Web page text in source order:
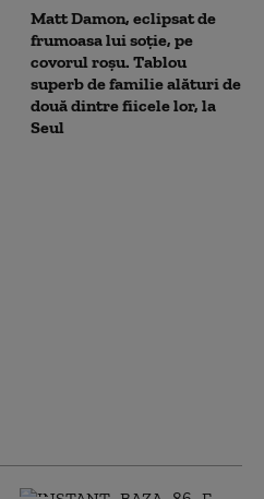
Matt Damon, eclipsat de
frumoasa lui soție, pe
covorul roșu. Tablou
superb de familie alături de
două dintre fiicele lor, la
Seul